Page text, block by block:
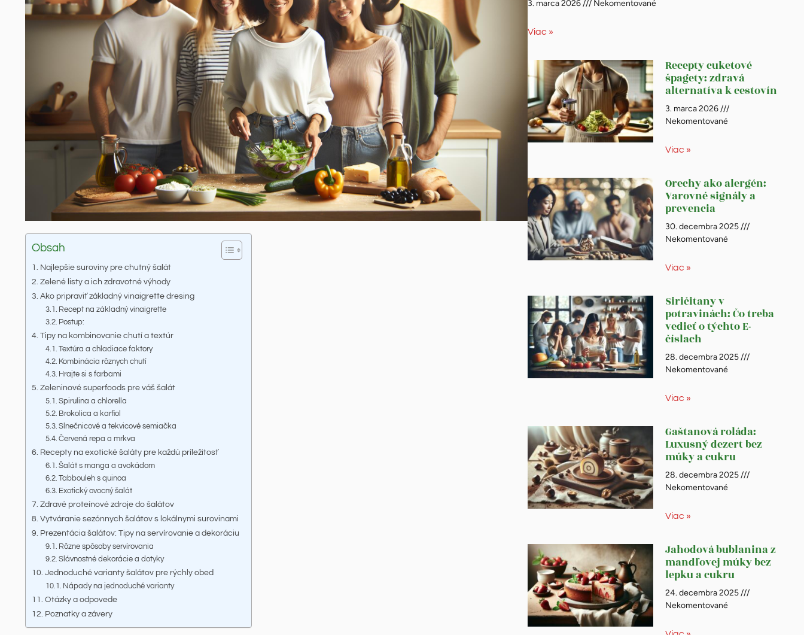
Obsah
Najlepšie suroviny pre chutný šalát
Zelené listy a ich zdravotné výhody
Ako pripraviť základný vinaigrette dresing
Recept na základný vinaigrette
Postup:
Tipy na kombinovanie chutí a textúr
Textúra a chladiace faktory
Kombinácia rôznych chutí
Hrajte si s farbami
Zeleninové superfoods pre váš šalát
Spirulina a chlorella
Brokolica a karfiol
Slnečnicové a tekvicové semiačka
Červená repa a mrkva
Recepty na exotické šaláty pre každú príležitosť
Šalát s manga a avokádom
Tabbouleh s quinoa
Exotický ovocný šalát
Zdravé proteínové zdroje do šalátov
Vytváranie sezónnych šalátov s lokálnymi surovinami
Prezentácia šalátov: Tipy na servírovanie a dekoráciu
Rôzne spôsoby servírovania
Slávnostné dekorácie a dotyky
Jednoduché varianty šalátov pre rýchly obed
Nápady na jednoduché varianty
Otázky a odpovede
Poznatky a závery
3. marca 2026 Nekomentované
Viac »
Recepty cuketové
špagety: zdravá
alternatíva k cestovín
3. marca 2026
Nekomentované
Viac »
Orechy ako alergén:
Varovné signály a
prevencia
30. decembra 2025
Nekomentované
Viac »
Siričitany v
potravinách: Čo treba
vedieť o týchto E-
číslach
28. decembra 2025
Nekomentované
Viac »
Gaštanová roláda:
Luxusný dezert bez
múky a cukru
28. decembra 2025
Nekomentované
Viac »
Jahodová bublanina z
mandľovej múky bez
lepku a cukru
24. decembra 2025
Nekomentované